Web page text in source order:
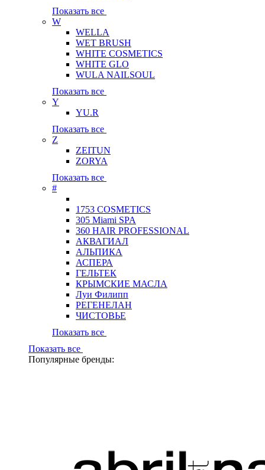
Показать все
W
WELLA
WET BRUSH
WHITE COSMETICS
WHITE GLO
WULA NAILSOUL
Показать все
Y
YU.R
Показать все
Z
ZEITUN
ZORYA
Показать все
#
1753 COSMETICS
305 Miami SPA
360 HAIR PROFESSIONAL
АКВАГИАЛ
АЛЬПИКА
АСПЕРА
ГЕЛЬТЕК
КРЫМСКИЕ МАСЛА
Луи Филипп
РЕГЕНЕЛАН
ЧИСТОВЬЕ
Показать все
Показать все
Популярные бренды: